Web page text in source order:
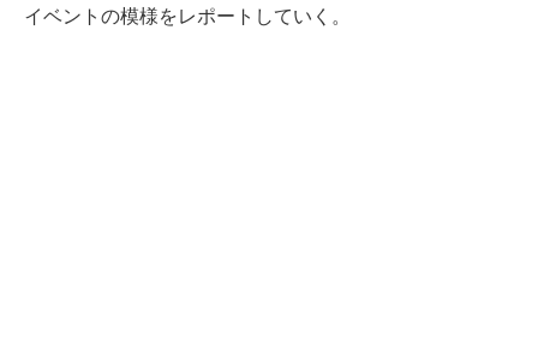
イベントの模様をレポートしていく。